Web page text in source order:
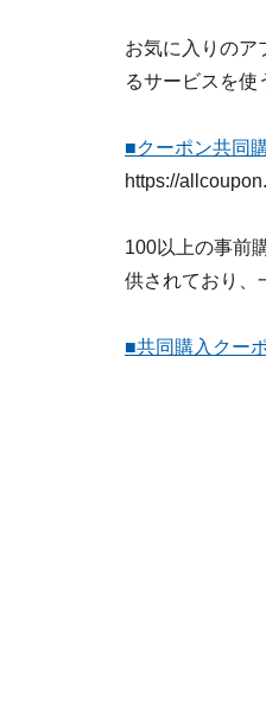
お気に入りのア
るサービスを使
■クーポン共同
https://
100以上の事前
供されており、
■共同購入クー